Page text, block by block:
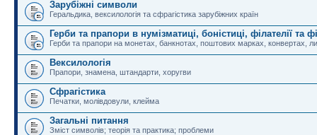
Зарубіжні символи
Геральдика, вексилологія та сфрагістика зарубіжних країн
Герби та прапори в нумізматиці, боністиці, філателії та
Герби та прапори на монетах, банкнотах, поштових марках, конвертах,
Вексилологія
Прапори, знамена, штандарти, хоругви
Сфрагістика
Печатки, молівдовули, клейма
Загальні питання
Зміст символів; теорія та практика; проблеми